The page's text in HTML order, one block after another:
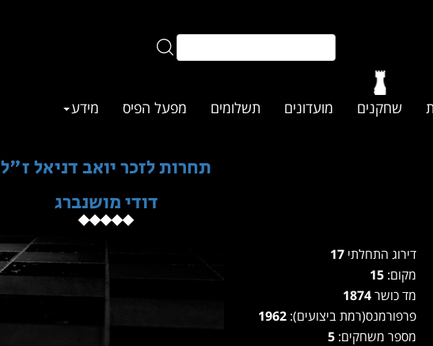
שחקנים מועדונים תשלומים מפעל הפיס מידע
תחרות לזכר יואב דניאל ז"ל
דודי מושנברג
דירוג התחלתי 17
מקום: 15
מד כושר1874
פרפורמנס(רמת ביצועים): 1962
מספר משחקים: 5